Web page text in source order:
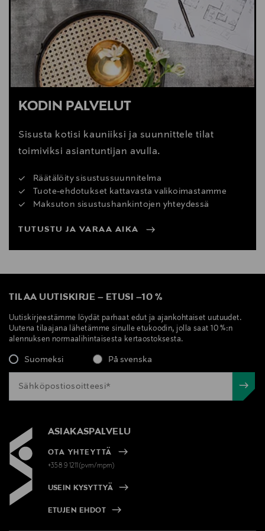
Digitaalinen osoite
info@calligaris.net
KODIN PALVELUT
Sisusta kotisi kauniiksi ja suunnittele tilat
toimiviksi asiantuntijan avulla.
Räätälöity sisustussuunnitelma
Tuote-ehdotukset kattavasta valikoimastamme
Maksuton sisustushankintojen yhteydessä
TUTUSTU JA VARAA AIKA
TILAA UUTISKIRJE – ETUSI –10 %
Uutiskirjeestämme löydät parhaat edut ja ajankohtaiset uutuudet.
Uutena tilaajana lähetämme sinulle etukoodin, jolla saat 10 %:n
alennuksen normaalihintaisesta kertaostoksesta.
Suomeksi På svenska
ASIAKASPALVELU
OTA YHTEYTTÄ
+358 9 1211(pvm/mpm)
USEIN KYSYTTYÄ
ETUJEN EHDOT